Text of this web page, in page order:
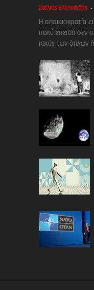
Στέλιος Ελληνιάδης -
Η αποικιοκρατία
πολύ επειδή δεν
ισχύς των όπλων